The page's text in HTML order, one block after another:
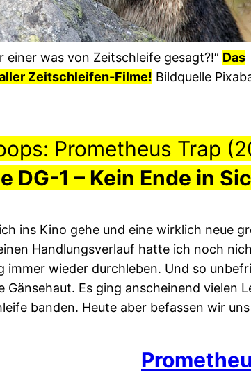
einer was von Zeitschleife gesagt?!“ Das
Zeitschleifen-Filme! Bildquelle
Prometheus Trap
DG-1 – Kein Ende in
ins Kino gehe und eine wirklich neue
Handlungsverlauf hatte ich noch
immer wieder durchleben. Und so
Gänsehaut. Es ging anscheinend vielen
banden. Heute aber befassen wir